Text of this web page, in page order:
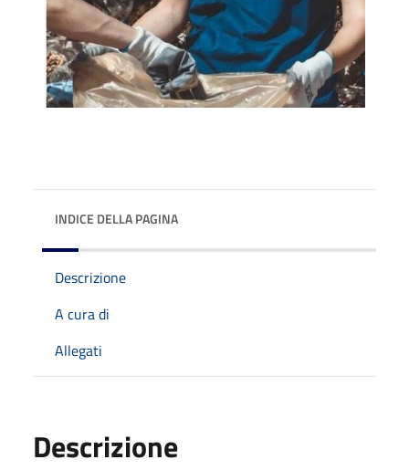
INDICE DELLA PAGINA
Descrizione
A cura di
Allegati
Descrizione